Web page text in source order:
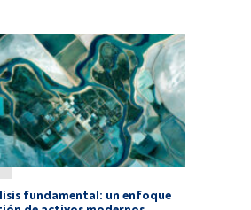
fundamental: un enfoque